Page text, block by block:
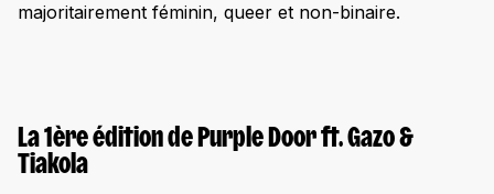
majoritairement féminin, queer et non-binaire.
La 1ère édition de Purple Door ft. Gazo &
Tiakola